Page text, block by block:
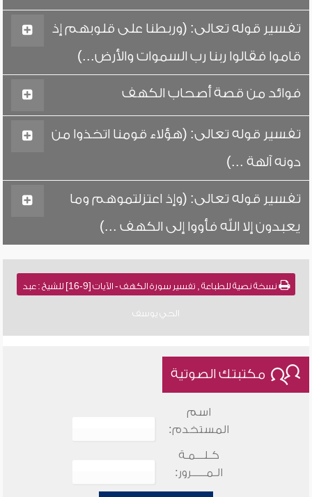
تفسير قوله تعالى: (وربطنا على قلوبهم إذ
قاموا فقالوا ربنا رب السموات والأرض...)
فوائد من قصة أصحاب الكهف
تفسير قوله تعالى: (هؤلاء قومنا اتخذوا من
دونه آلهة ...)
تفسير قوله تعالى: (وإذ اعتزلتموهم وما
يعبدون إلا الله فأووا إلى الكهف ...)
نسخة نصية للطباعة , تفسير سورة الكهف - الآيات [9-16] للشيخ : عبد
الحي يوسف
مكتبتك الصوتية
اسم
المستخدم:
كـلـــمـة
الـمـــــرور: